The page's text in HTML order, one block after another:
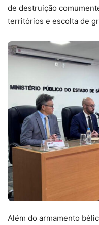
de destruição
territórios e escolta de
Além do armamento